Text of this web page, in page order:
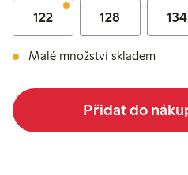
122 128 134
Malé množství skladem
Přidat do